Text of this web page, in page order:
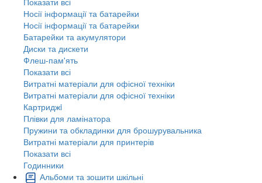
Носії інформації та батарейки
Носії інформації та батарейки
Батарейки та акумулятори
Диски та дискети
Флеш-пам'ять
Показати всі
Витратні матеріали для офісної техніки
Витратні матеріали для офісної техніки
Картриджi
Плівки для ламінатора
Пружини та обкладинки для брошурувальника
Витратні матеріали для принтерів
Показати всі
Годинники
Альбоми та зошити шкільні